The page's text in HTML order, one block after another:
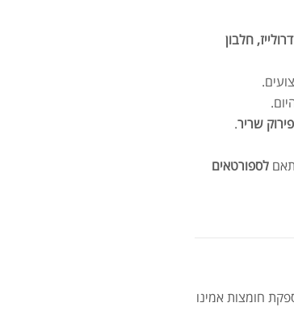
חלבון
שריר.
לספורטאים
חומצות אמינו